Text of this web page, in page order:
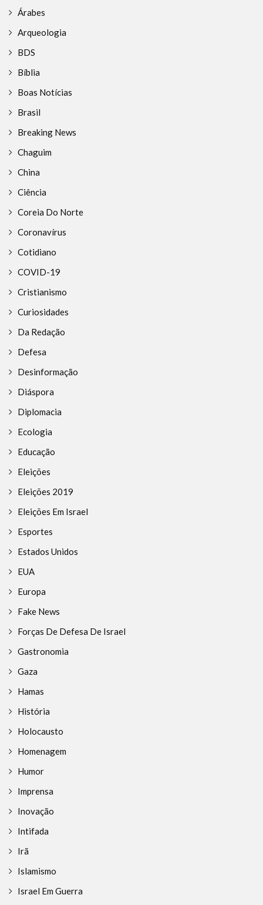
Árabes
Arqueologia
BDS
Bíblia
Boas Notícias
Brasil
Breaking News
Chaguim
China
Ciência
Coreia Do Norte
Coronavírus
Cotidiano
COVID-19
Cristianismo
Curiosidades
Da Redação
Defesa
Desinformação
Diáspora
Diplomacia
Ecologia
Educação
Eleições
Eleições 2019
Eleições Em Israel
Esportes
Estados Unidos
EUA
Europa
Fake News
Forças De Defesa De Israel
Gastronomia
Gaza
Hamas
História
Holocausto
Homenagem
Humor
Imprensa
Inovação
Intifada
Irã
Islamismo
Israel Em Guerra